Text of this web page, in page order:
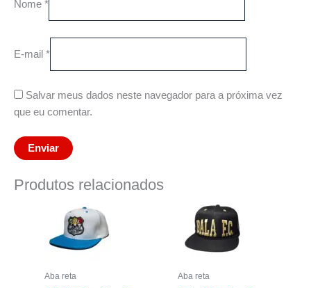
Nome *
E-mail *
Salvar meus dados neste navegador para a próxima vez
que eu comentar.
Produtos relacionados
Aba reta Aba reta